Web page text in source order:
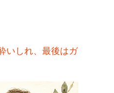
いしれ、最後はガ